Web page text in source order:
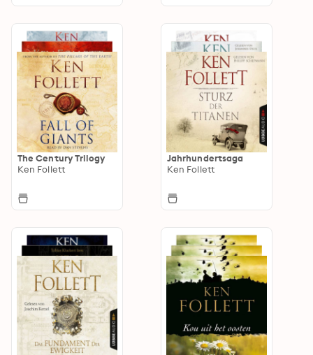
The Century Trilogy
Ken Follett
Jahrhundertsaga
Ken Follett